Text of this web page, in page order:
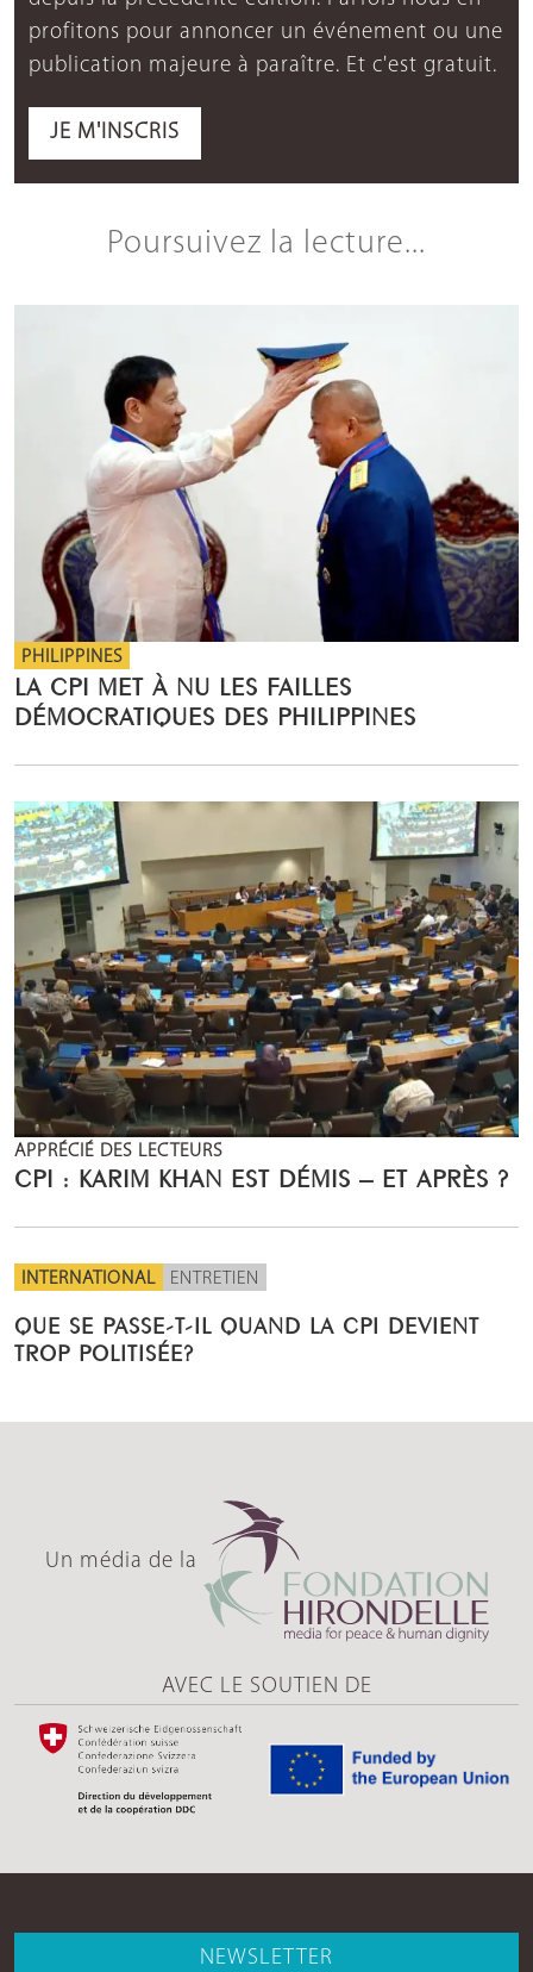
profitons pour annoncer un événement ou une
publication majeure à paraître. Et c'est gratuit.
JE M'INSCRIS
Poursuivez la lecture...
PHILIPPINES
LA CPI MET À NU LES FAILLES
DÉMOCRATIQUES DES PHILIPPINES
APPRÉCIÉ DES LECTEURS
CPI : KARIM KHAN EST DÉMIS – ET APRÈS ?
INTERNATIONAL ENTRETIEN
QUE SE PASSE-T-IL QUAND LA CPI DEVIENT
TROP POLITISÉE?
Un média de la
AVEC LE SOUTIEN DE
NEWSLETTER